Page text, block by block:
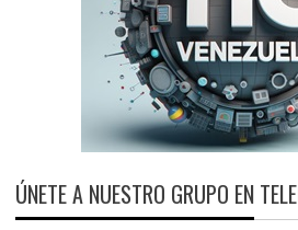
ÚNETE A NUESTRO GRUPO EN